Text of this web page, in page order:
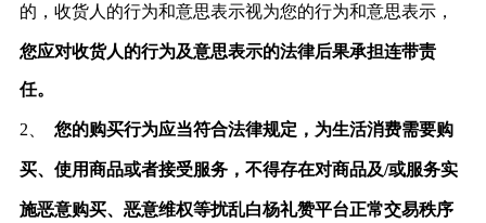
的，收货人的行为和意思表示视为您的行为和意思表示，
您应对收货人的行为及意思表示的法律后果承担连带责
任。
2、 您的购买行为应当符合法律规定，为生活消费需要购
买、使用商品或者接受服务，不得存在对商品及/或服务实
施恶意购买、恶意维权等扰乱白杨礼赞平台正常交易秩序